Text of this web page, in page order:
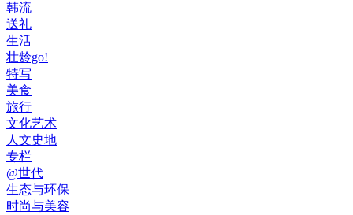
韩流
送礼
生活
壮龄go!
特写
美食
旅行
文化艺术
人文史地
专栏
@世代
生态与环保
时尚与美容